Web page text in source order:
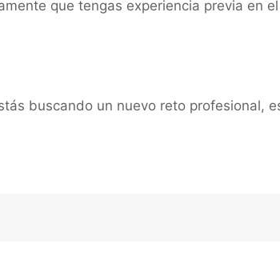
que tengas experiencia previa en
buscando un nuevo reto profesional,